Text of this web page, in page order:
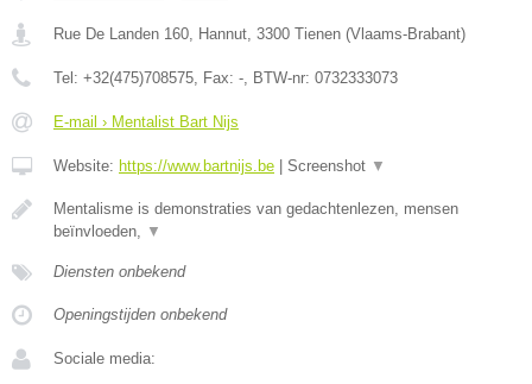
Rue De Landen 160, Hannut 3300 Tienen (Vlaams-Brabant)
Tel: +32(475)708575 , Fax: - , BTW-nr: 0732333073
E-mail › Mentalist Bart Nijs
Website: https://www.bartnijs.be | Screenshot ▼
Mentalisme is demonstraties van gedachtenlezen, mensen
beïnvloeden,
▼
Diensten onbekend
Openingstijden onbekend
Sociale media: